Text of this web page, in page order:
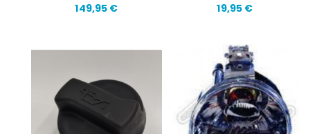
149,95 € 19,95 €